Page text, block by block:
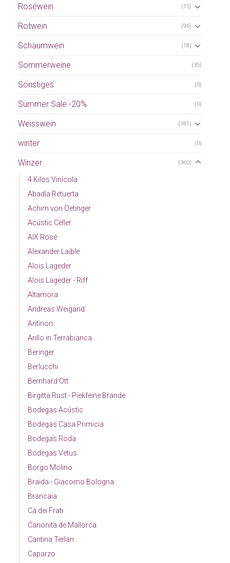
Roséwein (15)
Rotwein (96)
Schaumwein (18)
Sommerweine (35)
Sonstiges (0)
Summer Sale -20% (0)
Weisswein (181)
winter (0)
Winzer (360)
4 Kilos Vinícola
Abadía Retuerta
Achim von Oetinger
Acústic Celler
AIX Rosé
Alexander Laible
Alois Lageder
Alois Lageder - Riff
Altamora
Andreas Weigand
Antinori
Arillo in Terrabianca
Beringer
Berlucchi
Bernhard Ott
Birgitta Rust - Piekfeine Brände
Bodegas Acústic
Bodegas Casa Primicia
Bodegas Roda
Bodegas Vetus
Borgo Molino
Braida - Giacomo Bologna
Brancaia
Cà dei Frati
Canonita de Mallorca
Cantina Terlan
Caparzo